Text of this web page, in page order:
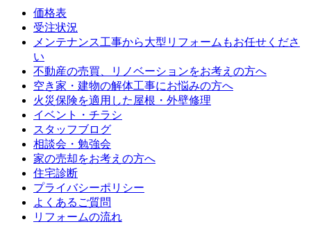
価格表
受注状況
メンテナンス工事から大型リフォームもお任せくださ
い
不動産の売買、リノベーションをお考えの方へ
空き家・建物の解体工事にお悩みの方へ
火災保険を適用した屋根・外壁修理
イベント・チラシ
スタッフブログ
相談会・勉強会
家の売却をお考えの方へ
住宅診断
プライバシーポリシー
よくあるご質問
リフォームの流れ